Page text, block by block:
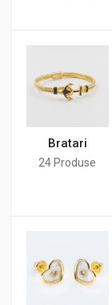
Bratari
24 Produse